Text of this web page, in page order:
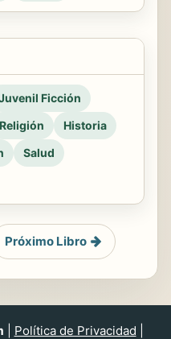
Ficción
Religión
Historia
Salud
Próximo Libro
Política de Privacidad